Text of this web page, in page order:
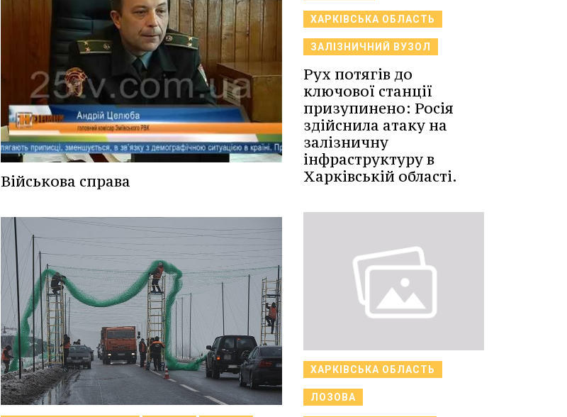
Військова справа
ХАРКІВСЬКА ОБЛАСТЬ
ЗАЛІЗНИЧНИЙ ВУЗОЛ
Рух потягів до
ключової станції
призупинено: Росія
здійснила атаку на
залізничну
інфраструктуру в
Харківській області.
ХАРКІВСЬКА ОБЛАСТЬ
ЛОЗОВА